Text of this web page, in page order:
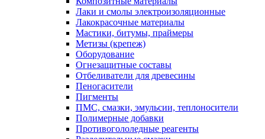
Лаки и смолы электроизоляционные
Лакокрасочные материалы
Мастики, битумы, праймеры
Метизы (крепеж)
Оборудование
Огнезащитные составы
Отбеливатели для древесины
Пеногасители
Пигменты
ПМС, смазки, эмульсии, теплоносители
Полимерные добавки
Противогололедные реагенты